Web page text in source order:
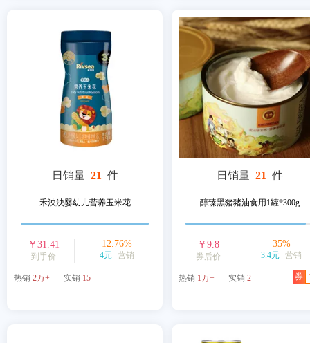
日销量 21 件
禾泱泱婴幼儿营养玉米花
￥31.41
到手价
12.76%
4元 营销
热销 2万+ 实销 15
日销量 21 件
醇臻黑猪猪油食用1罐*300g
￥9.8
券后价
35%
3.4元 营销
热销 1万+ 实销 2 券